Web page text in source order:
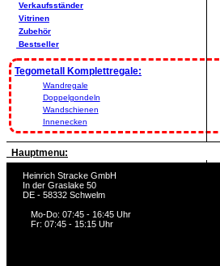
Verkaufsständer
Vitrinen
Zubehör
Bestseller
Tegometall Komplettregale:
Wandregale
Doppelgondeln
Wandschienen
Innenecken
Hauptmenu:
Heinrich Stracke GmbH
In der Graslake 50
DE - 58332 Schwelm
Mo-Do: 07:45 - 16:45 Uhr
Fr: 07:45 - 15:15 Uhr